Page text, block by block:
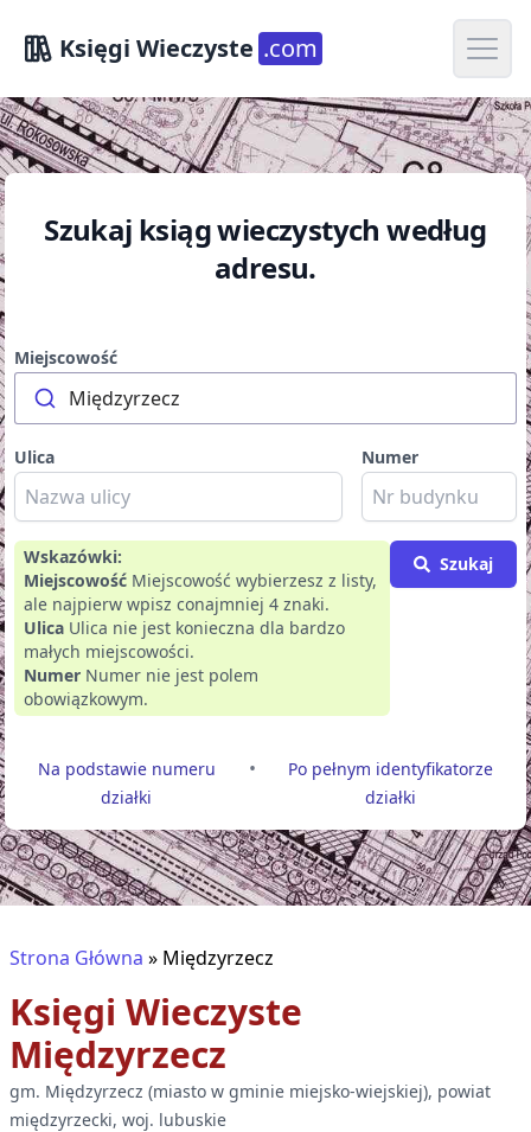
Księgi Wieczyste .com Open
Szukaj ksiąg wieczystych według
adresu.
Miejscowość
Międzyrzecz
Ulica Numer
Wskazówki:
Miejscowość Miejscowość wybierzesz z listy,
ale najpierw wpisz conajmniej 4 znaki.
Ulica Ulica nie jest konieczna dla bardzo
małych miejscowości.
Numer Numer nie jest polem
obowiązkowym.
Szukaj
Na podstawie numeru
działki
•
Po pełnym identyfikatorze
działki
Strona Główna » Międzyrzecz
Księgi Wieczyste
Międzyrzecz
gm. Międzyrzecz (miasto w gminie miejsko-wiejskiej), powiat
międzyrzecki, woj. lubuskie